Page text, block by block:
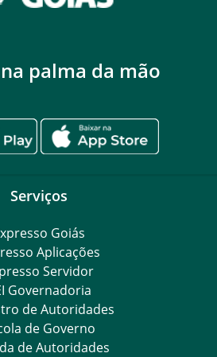
palma da mão
Serviços
Goiás
Aplicações
Servidor
Governadoria
de Autoridades
de Governo
de Autoridades